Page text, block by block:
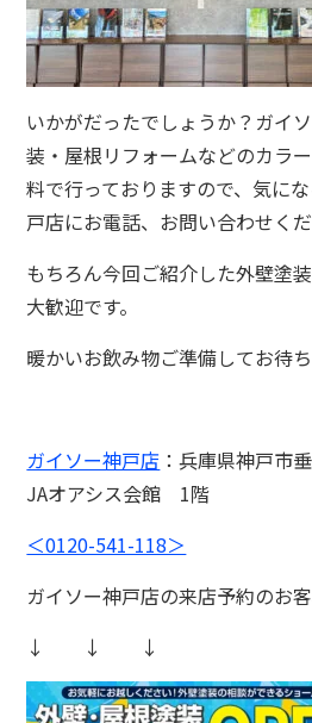
いかがだったでしょうか？ガイ
装・屋根リフォームなどのカラ
料で行っておりますので、気に
戸店にお電話、お問い合わせくだ
もちろん今回ご紹介した外壁塗
大歓迎です。
暖かいお飲み物ご準備してお待ち
ガイソー神戸店 ：兵庫県神戸市
JAオアシス会館 1階
＜0120-541-118＞
ガイソー神戸店の来店予約のお
↓ ↓ ↓